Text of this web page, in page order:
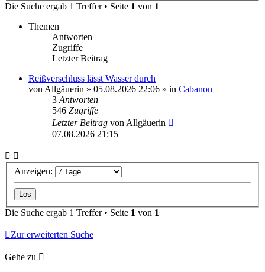
Die Suche ergab 1 Treffer • Seite 1 von 1
Themen
Antworten
Zugriffe
Letzter Beitrag
Reißverschluss lässt Wasser durch
von Allgäuerin » 05.08.2026 22:06 » in Cabanon
3 Antworten
546 Zugriffe
Letzter Beitrag von Allgäuerin
07.08.2026 21:15
Anzeigen:
Die Suche ergab 1 Treffer • Seite 1 von 1
Zur erweiterten Suche
Gehe zu